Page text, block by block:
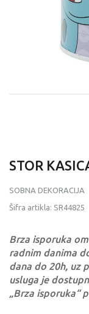
STOR
SOBNA DEKORACIJA
Šifra artikla: SR44825
Brza isporuka
radnim danima
dana do 20h, uz
usluga je
„Brza isporuka“